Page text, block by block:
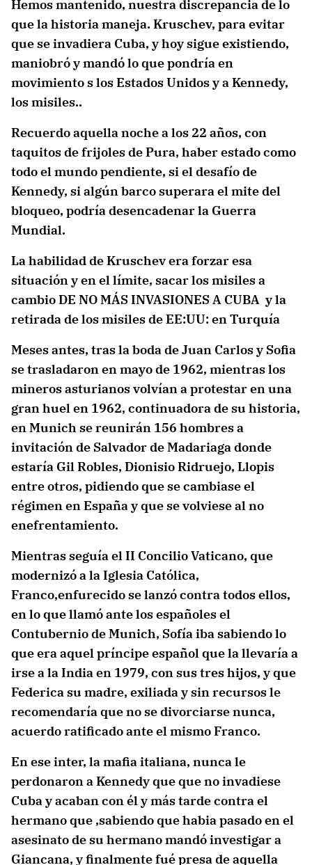
Hemos mantenido, nuestra discrepancia de lo
que la historia maneja. Kruschev, para evitar
que se invadiera Cuba, y hoy sigue existiendo,
maniobró y mandó lo que pondría en
movimiento s los Estados Unidos y a Kennedy,
los misiles..
Recuerdo aquella noche a los 22 años, con
taquitos de frijoles de Pura, haber estado como
todo el mundo pendiente, si el desafío de
Kennedy, si algún barco superara el mite del
bloqueo, podría desencadenar la Guerra
Mundial.
La habilidad deKruschev era forzar esa
situación y en el límite, sacar los misiles a
cambio DE NO MÁS INVASIONES A CUBA y la
retirada de los misiles de EE:UU: en Turquía
Meses antes, tras la boda de Juan Carlos y Sofia
se trasladaron en mayo de 1962, mientras los
mineros asturianos volvían a protestar en una
gran huel en 1962, continuadora de su historia,
en Munich se reunirán 156 hombres a
invitación de Salvador de Madariaga donde
estaría Gil Robles, Dionisio Ridruejo, Llopis
entre otros, pidiendo que se cambiase el
régimen en España y que se volviese al no
enefrentamiento.
Mientras seguía el II Concilio Vaticano, que
modernizó a la Iglesia Católica,
Franco,enfurecido se lanzó contra todos ellos,
en lo que llamó ante los españoles el
Contubernio de Munich, Sofía iba sabiendo lo
que era aquel príncipe español que la llevaría a
irse a la India en 1979, con sus tres hijos, y que
Federica su madre, exiliada y sin recursos le
recomendaría que no se divorciarse nunca,
acuerdo ratificado ante el mismo Franco.
En ese inter, la mafia italiana, nunca le
perdonaron a Kennedy que que no invadiese
Cuba y acaban con él y más tarde contra el
hermano que ,sabiendo que habia pasado en el
asesinato de su hermano mandó investigar a
Giancana, y finalmente fué presa de aquella